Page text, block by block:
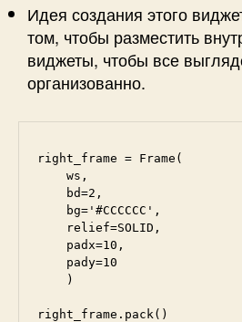
Идея создания этого
том, чтобы разместить
виджеты, чтобы все
организованно.
right_frame = Frame(
    ws,
    bd=2,
    bg='#CCCCCC',
    relief=SOLID,
    padx=10,
    pady=10
    )
right_frame.pack()